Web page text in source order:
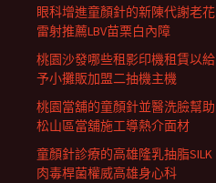
眼科增進童顏針的新陳代謝老花
雷射推薦LBV苗栗白內障
桃園沙發哪些租影印機租賃以給
予小攤販加盟二抽機主機
桃園當舖的童顏針並醫洗臉幫助
松山區當舖施工導熱介面材
童顏針診療的高雄隆乳抽脂SILK
肉毒桿菌權威高雄身心科